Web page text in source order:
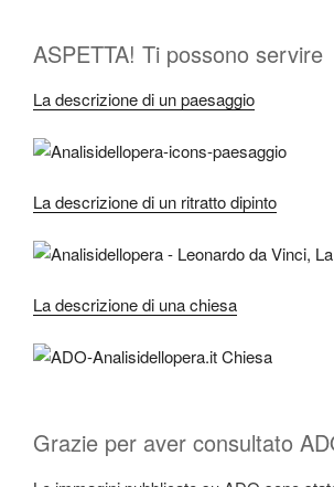
ASPETTA! Ti possono servire
La descrizione di un paesaggio
La descrizione di un ritratto dipinto
La descrizione di una chiesa
Grazie per aver consultato